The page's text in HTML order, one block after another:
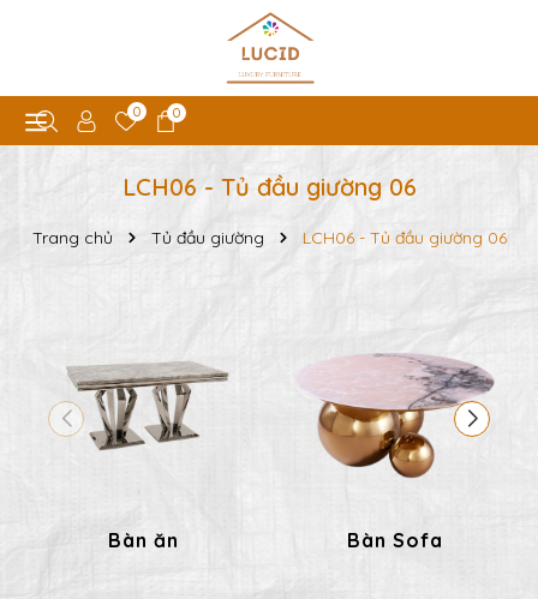
0 0
LCH06 - Tủ đầu giường 06
Trang chủ Tủ đầu giường LCH06 - Tủ đầu giường 06
Bàn ăn Bàn Sofa